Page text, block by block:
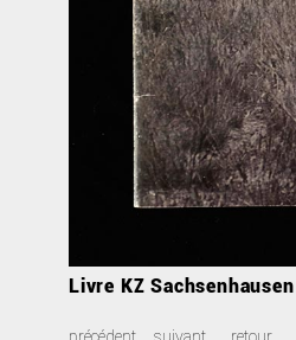
Livre KZ Sachsenhausen